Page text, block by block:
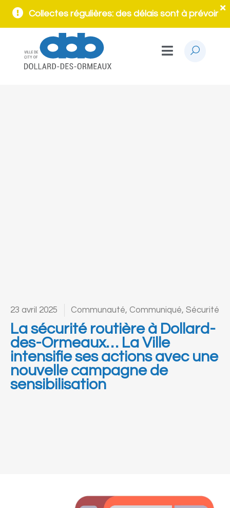
Collectes régulières: des délais sont à prévoir
23 avril 2025 Communauté, Communiqué, Sécurité
La sécurité routière à Dollard-
des-Ormeaux… La Ville
intensifie ses actions avec une
nouvelle campagne de
sensibilisation